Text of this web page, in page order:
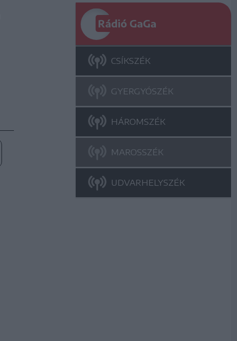
Rádió GaGa
CSÍKSZÉK
GYERGYÓSZÉK
HÁROMSZÉK
MAROSSZÉK
UDVARHELYSZÉK